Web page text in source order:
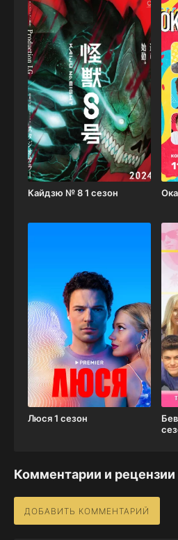
Кайдзю № 8 1 сезон
Люся 1 сезон
Комментарии и рецензии
ДОБАВИТЬ КОММЕНТАРИЙ